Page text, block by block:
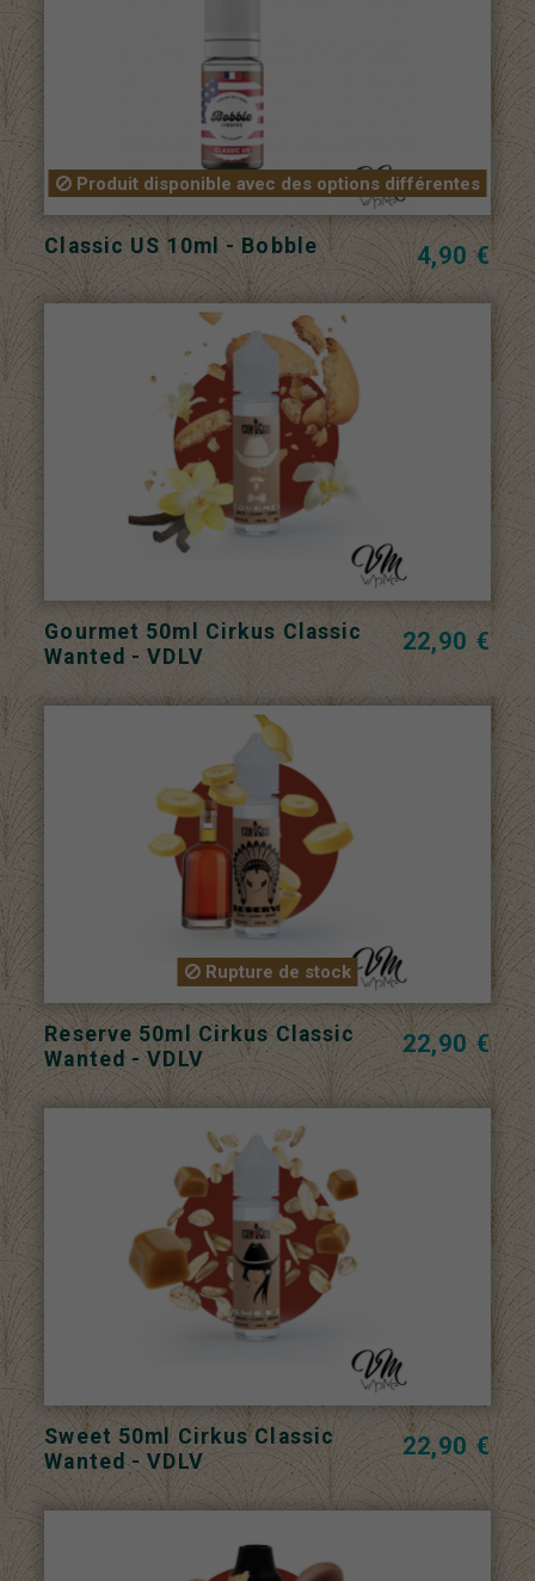
Produit disponible avec des options différentes
Classic US 10ml - Bobble 4,90 €
Gourmet 50ml Cirkus Classic
Wanted - VDLV
22,90 €
Rupture de stock
Reserve 50ml Cirkus Classic
Wanted - VDLV
22,90 €
Sweet 50ml Cirkus Classic
Wanted - VDLV
22,90 €